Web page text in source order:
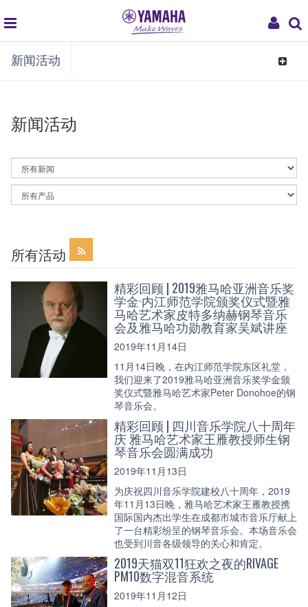
My
global
navigation
新闻活动
Toggle
新闻活动
By
News
Category
By
Article
所有活动
精彩回顾 | 2019雅马哈亚洲音乐奖
学金·内江师范学院颁奖仪式暨雅
马哈艺术家皮特多纳赫钢琴音乐
会及雅马哈功勋教育家吴斌讲座
2019年11月14日
11月14日晚，在内江师范学院东区礼堂，
我们迎来了2019雅马哈亚洲音乐奖学金颁
奖仪式暨雅马哈艺术家Peter Donohoe的钢
琴音乐会。
精彩回顾 | 四川音乐学院八十周年
庆 雅马哈艺术家王雁教授师生钢
琴音乐会圆满成功
2019年11月13日
为庆祝四川音乐学院建校八十周年，2019
年11月13日晚，雅马哈艺术家王雁教授携
国际国内杰出学生在成都市城市音乐厅献上
了一台精彩纷呈的钢琴音乐会。本场音乐会
也受到川音各级领导的关心和肯定。
2019天猫双11狂欢之夜的RIVAGE
PM10数字混音系统
2019年11月12日